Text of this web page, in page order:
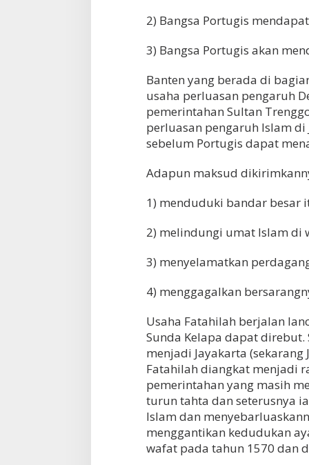
2) Bangsa Portugis
3) Bangsa Portugis akan
Banten yang berada di
usaha perluasan pengaruh
pemerintahan Sultan
perluasan pengaruh Islam di
sebelum Portugis dapat
Adapun maksud
1) menduduki bandar besar
2) melindungi umat Islam di
3) menyelamatkan
4) menggagalkan
Usaha Fatahilah berjalan
Sunda Kelapa dapat
menjadi Jayakarta
Fatahilah diangkat menjadi
pemerintahan yang masih
turun tahta dan seterusnya
Islam dan
menggantikan kedudukan
wafat pada tahun 1570 dan